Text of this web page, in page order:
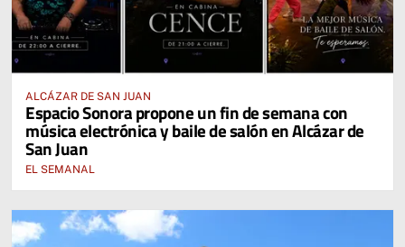
ALCÁZAR DE SAN JUAN
Espacio Sonora propone un fin de semana con
música electrónica y baile de salón en Alcázar de
San Juan
EL SEMANAL